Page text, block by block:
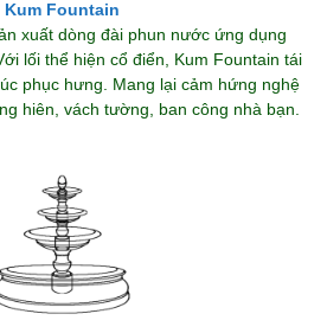
Kum Fountain
xuất dòng đài phun nước ứng dụng
lối thể hiện cổ điển, Kum Fountain tái
phục hưng. Mang lại cảm hứng nghệ
hiên, vách tường, ban công nhà bạn.